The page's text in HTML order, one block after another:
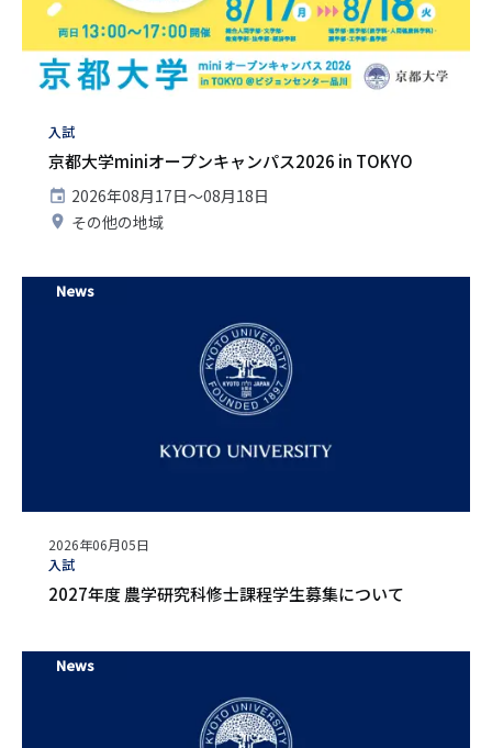
タ
グ
入試
京都大学miniオープンキャンパス2026 in TOKYO
開
催
日
2026年08月17日〜08月18日
開 その他の地域
News
公
開
日
2026年06月05日
タ
グ
入試
2027年度 農学研究科修士課程学生募集について
News